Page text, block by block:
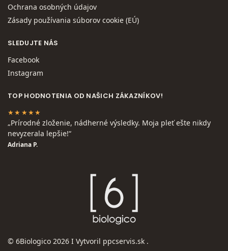
Ochrana osobných údajov
Zásady používania súborov cookie (EÚ)
SLEDUJTE NÁS
Facebook
Instagram
TOP HODNOTENIA OD NAŠICH ZÁKAZNÍKOV!
★★★★★
„Prírodné zloženie, nádherné výsledky. Moja pleť ešte nikdy
nevyzerala lepšie!“
Adriana P.
© 6Biologico 2026 I Vytvoril ppcservis.sk .